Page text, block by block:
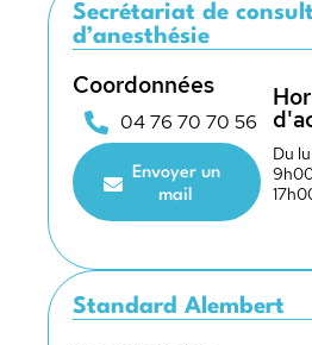
Secrétariat de
d’anesthésie
Coordonnées
04 76 70 70 56
Envoyer un
mail
Du
Standard Alembert